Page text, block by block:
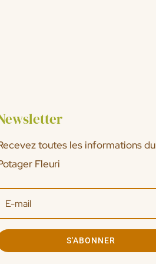
toutes les informations du
Fleuri
S'ABONNER